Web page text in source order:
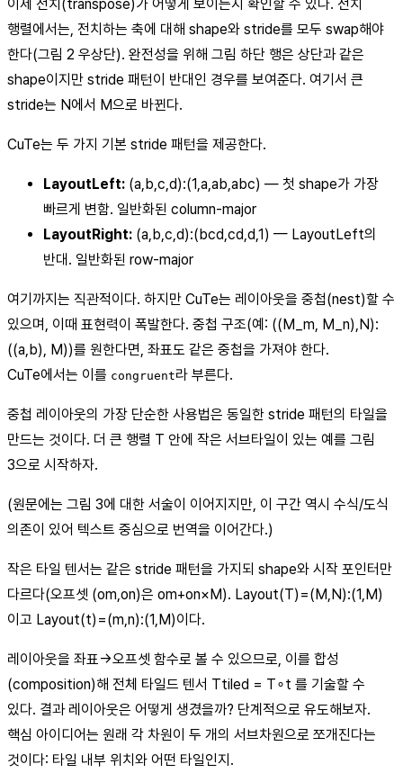
이제 전치(transpose)가 어떻게 보이는지 확인할 수 있다. 전치
행렬에서는, 전치하는 축에 대해 shape와 stride를 모두 swap해야
한다(그림 2 우상단). 완전성을 위해 그림 하단 행은 상단과 같은
shape이지만 stride 패턴이 반대인 경우를 보여준다. 여기서 큰
stride는 N에서 M으로 바뀐다.
CuTe는 두 가지 기본 stride 패턴을 제공한다.
LayoutLeft: (a,b,c,d):(1,a,ab,abc) — 첫 shape가 가장
빠르게 변함. 일반화된 column-major
LayoutRight: (a,b,c,d):(bcd,cd,d,1) — LayoutLeft의
반대. 일반화된 row-major
여기까지는 직관적이다. 하지만 CuTe는 레이아웃을 중첩(nest)할 수
있으며, 이때 표현력이 폭발한다. 중첩 구조(예: ((M_m, M_n),N):
((a,b), M))를 원한다면, 좌표도 같은 중첩을 가져야 한다.
CuTe에서는 이를 congruent라 부른다.
중첩 레이아웃의 가장 단순한 사용법은 동일한 stride 패턴의 타일을
만드는 것이다. 더 큰 행렬 T 안에 작은 서브타일이 있는 예를 그림
3으로 시작하자.
(원문에는 그림 3에 대한 서술이 이어지지만, 이 구간 역시 수식/도식
의존이 있어 텍스트 중심으로 번역을 이어간다.)
작은 타일 텐서는 같은 stride 패턴을 가지되 shape와 시작 포인터만
다르다(오프셋 (om,on)은 om+on×M). Layout(T)=(M,N):(1,M)
이고 Layout(t)=(m,n):(1,M)이다.
레이아웃을 좌표→오프셋 함수로 볼 수 있으므로, 이를 합성
(composition)해 전체 타일드 텐서 Ttiled = T∘t 를 기술할 수
있다. 결과 레이아웃은 어떻게 생겼을까? 단계적으로 유도해보자.
핵심 아이디어는 원래 각 차원이 두 개의 서브차원으로 쪼개진다는
것이다: 타일 내부 위치와 어떤 타일인지.